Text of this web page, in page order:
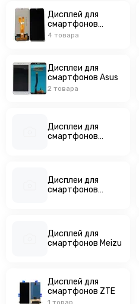
Дисплей для смартфонов Meizu
Дисплей для смартфонов
Дисплей для смартфонов ZTE
Считыватели, держатели SIM-
Звонки, динамики и вибро
Шлейфы
Проклейки дисплейного модуля
Дисплей для
смартфонов
Realme
4 товара
Дисплеи для
смартфонов Asus
2 товара
Дисплеи для
смартфонов
Дисплеи для
смартфонов
Дисплей для
смартфонов Meizu
Дисплей для
смартфонов ZTE
1 товар